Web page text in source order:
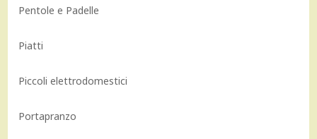
Pentole e Padelle
Piatti
Piccoli elettrodomestici
Portapranzo